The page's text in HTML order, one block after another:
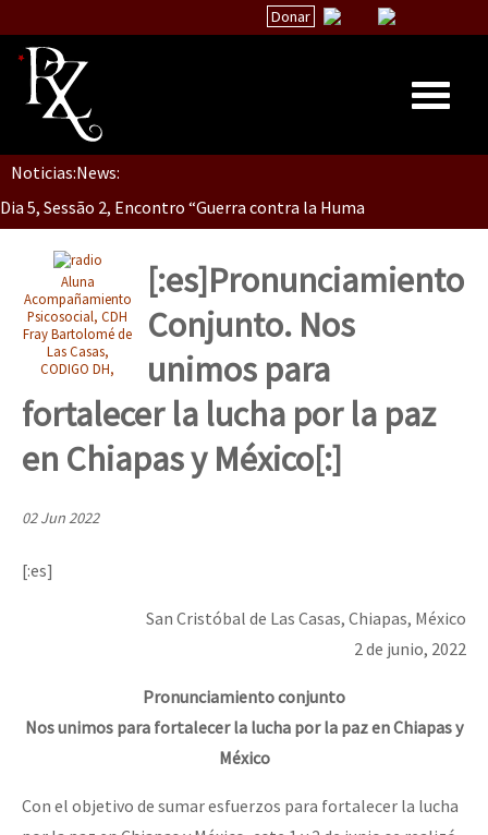
Donar
Inicio
Quiénes Somos
La palabra del EZLN
Encuentros
TEMAS
Chiapas
México
Latinoamérica
La Sexta
AutonomÍa y Resistencia
Noticias:News:
Dia 5, Sessão 2, Encontro “Guerra contra la Humanidad”
Dia 5, sessão 1, do Encontro “Guerra contra a Humanidade”(As
Dia 4 – Encontro “Guerra contra a Humanidade” (As populações
Dia 3 do Encontro “Guerra contra a Humanidade”
Dia 2 do Encontro “Guerra contra a Humanidad”
Dia 1: Encontro “Guerra contra a Humanidade”
“Sonhando a Terra do Bem Virá” se publica no Estado Espanhol
Aluna
Acompañamiento
Psicosocial, CDH
Fray Bartolomé de
Las Casas,
CODIGO DH,
[:es]Pronunciamiento
Conjunto. Nos
unimos para
fortalecer la lucha por la paz
en Chiapas y México[:]
02 Jun 2022
[:es]
San Cristóbal de Las Casas, Chiapas, México
2 de junio, 2022
Pronunciamiento conjunto
Nos unimos para fortalecer la lucha por la paz en Chiapas y
México
Con el objetivo de sumar esfuerzos para fortalecer la lucha